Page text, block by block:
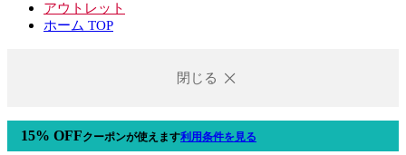
アウトレット
ホーム TOP
閉じる
15% OFFクーポンが使えます利用条件を見る